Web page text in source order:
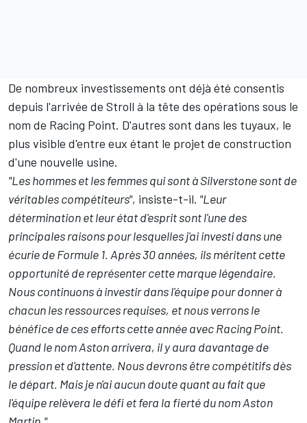
De nombreux investissements ont déjà été consentis
depuis l'arrivée de Stroll à la tête des opérations sous le
nom de Racing Point. D'autres sont dans les tuyaux, le
plus visible d'entre eux étant le projet de construction
d'une nouvelle usine.
"Les hommes et les femmes qui sont à Silverstone sont de
véritables compétiteurs", insiste-t-il. "Leur
détermination et leur état d'esprit sont l'une des
principales raisons pour lesquelles j'ai investi dans une
écurie de Formule 1. Après 30 années, ils méritent cette
opportunité de représenter cette marque légendaire.
Nous continuons à investir dans l'équipe pour donner à
chacun les ressources requises, et nous verrons le
bénéfice de ces efforts cette année avec Racing Point.
Quand le nom Aston arrivera, il y aura davantage de
pression et d'attente. Nous devrons être compétitifs dès
le départ. Mais je n'ai aucun doute quant au fait que
l'équipe relèvera le défi et fera la fierté du nom Aston